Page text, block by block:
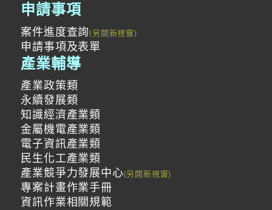
申請事項
案件進度查詢
申請事項及表單
產業輔導
產業政策類
永續發展類
知識經濟產業類
金屬機電產業類
電子資訊產業類
民生化工產業類
產業競爭力發展中心
專案計畫作業手冊
資訊作業相關規範